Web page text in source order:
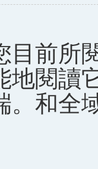
目前所
地閱讀
。和全